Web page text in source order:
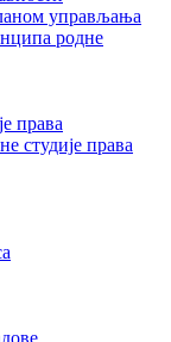
управљања
родне
права
студије права